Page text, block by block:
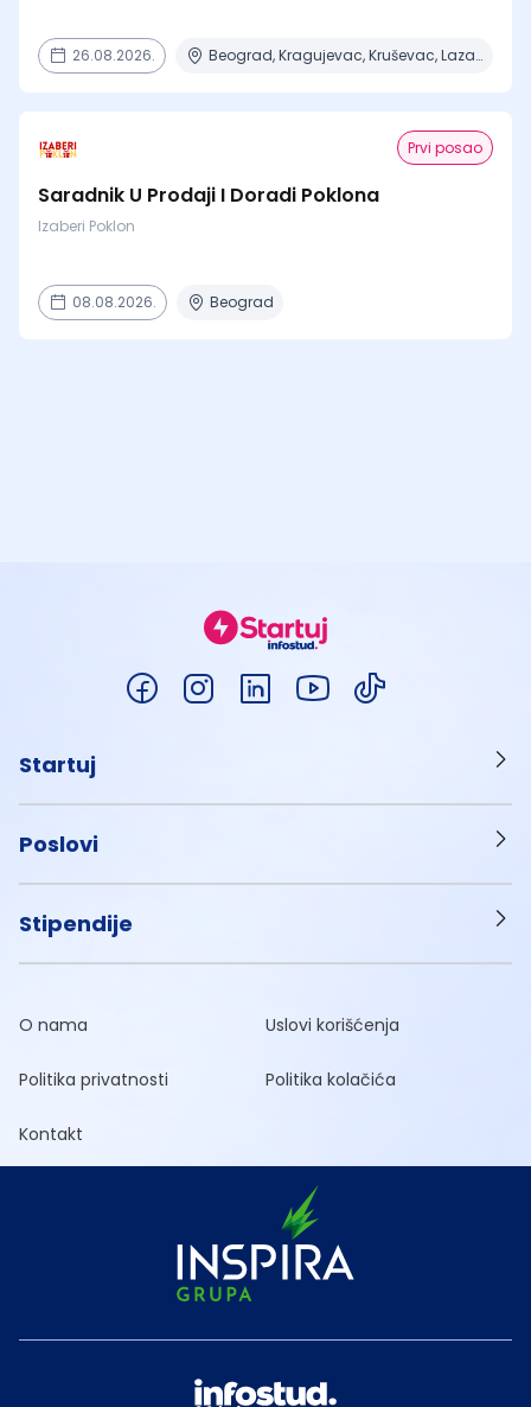
26.08.2026. Beograd, Kragujevac, Kruševac, Lazarevac, Mladenovac + 6 mesta
Prvi posao
Saradnik U Prodaji I Doradi Poklona
Izaberi Poklon
08.08.2026. Beograd
Startuj
Poslovi
Stipendije
O nama Uslovi korišćenja
Politika privatnosti Politika kolačića
Kontakt